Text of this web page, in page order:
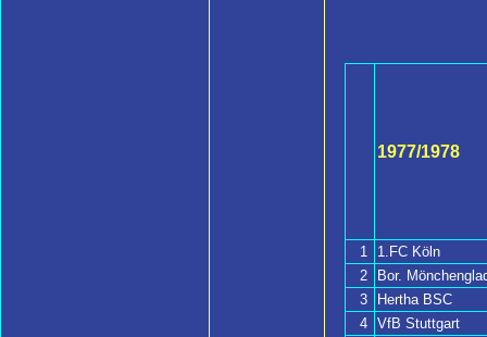
1977/1978
1
1.FC Köln
2
Bor.
3
Hertha BSC
4 VfB Stuttgart